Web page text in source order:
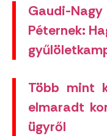
Gaudi-
Péternek:
Több mint
elmaradt
ügyről